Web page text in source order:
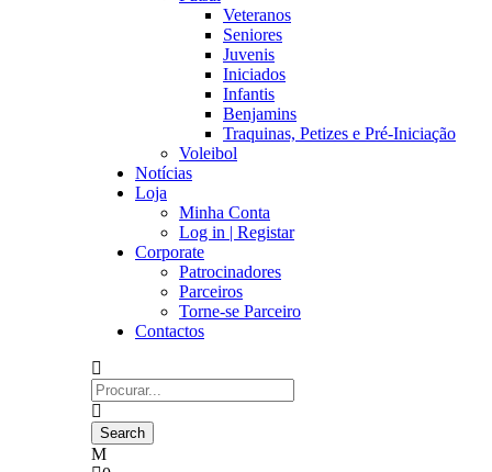
Veteranos
Seniores
Juvenis
Iniciados
Infantis
Benjamins
Traquinas, Petizes e Pré-Iniciação
Voleibol
Notícias
Loja
Minha Conta
Log in | Registar
Corporate
Patrocinadores
Parceiros
Torne-se Parceiro
Contactos